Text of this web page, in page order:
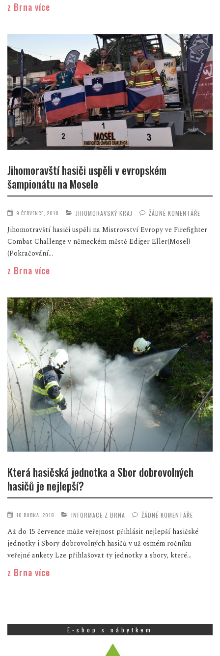
z Brna více
Jihomoravští hasiči uspěli v evropském
šampionátu na Mosele
9 ČERVENCE, 2018 JIHOMORAVSKÝ KRAJ ŽÁDNÉ KOMENTÁŘE
Jihomotravští hasiči uspěli na Mistrovství Evropy ve Firefighter
Combat Challenge v německém městě Ediger Eller(Mosel)
(Pokračování...
z Brna více
Která hasičská jednotka a Sbor dobrovolných
hasičů je nejlepší?
10 DUBNA, 2018 INFORMACE Z BRNA ŽÁDNÉ KOMENTÁŘE
Až do 15 července může veřejnost přihlásit nejlepší hasičské
jednotky i Sbory dobrovolných hasičů v už osmém ročníku
veřejné ankety Lze přihlašovat ty jednotky a sbory, které...
z Brna více
E-shop s nábytkem